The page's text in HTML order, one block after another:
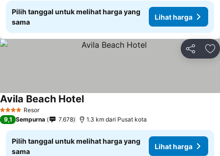
Pilih tanggal untuk melihat harga yang
sama
Lihat harga
Bagikan
4 BintangResor
Avila Beach Hotel
9,1 Sempurna 7.678 1.3 km dari Pusat kota
Pilih tanggal untuk melihat harga yang
sama
Lihat harga